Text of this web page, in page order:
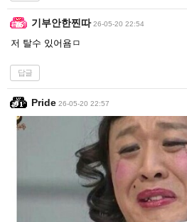
기부안한찐따 26-05-20 22:54
저 탈수 있어욤ㅁ
답글
Pride 26-05-20 22:57